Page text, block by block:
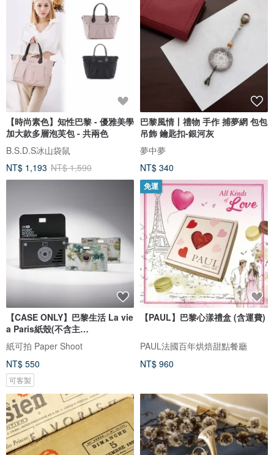
【時尚素色】知性巴黎 - 優雅美學
加大款多層泡芙包 - 共兩色
B.S.D.S冰山袋鼠
NT$ 1,193 NT$ 1,590
巴黎風情丨禮物 手作 捕夢網 包包
吊飾 鑰匙扣-銀河灰
夢中夢
NT$ 340
【CASE ONLY】巴黎生活 La vie
a Paris紙殼(不含主
機)PaperShoot
紙可拍 Paper Shoot
NT$ 550
可客製
免運
【PAUL】巴黎心漾禮盒 (含運費)
PAUL法國百年烘焙甜點餐廳
NT$ 960